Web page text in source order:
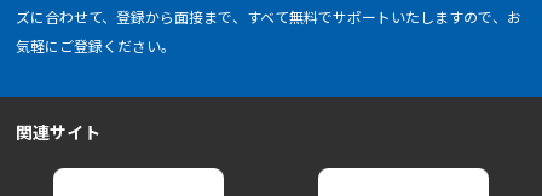
ズに合わせて、登録から面接まで、すべて無料でサポートいたしますので、お
気軽にご登録ください。
関連サイト